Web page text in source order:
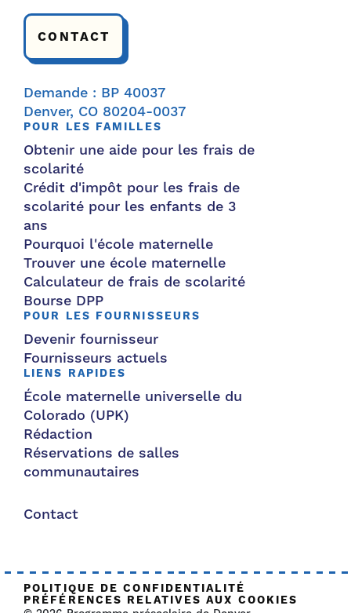
CONTACT
Demande : BP 40037
Denver, CO 80204-0037
POUR LES FAMILLES
Obtenir une aide pour les frais de
scolarité
Crédit d'impôt pour les frais de
scolarité pour les enfants de 3
ans
Pourquoi l'école maternelle
Trouver une école maternelle
Calculateur de frais de scolarité
Bourse DPP
POUR LES FOURNISSEURS
Devenir fournisseur
Fournisseurs actuels
LIENS RAPIDES
École maternelle universelle du
Colorado (UPK)
Rédaction
Réservations de salles
communautaires
Contact
POLITIQUE DE CONFIDENTIALITÉ
PRÉFÉRENCES RELATIVES AUX COOKIES